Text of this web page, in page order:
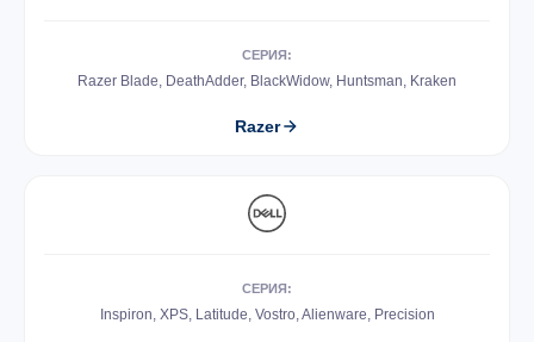
СЕРИЯ:
Razer Blade, DeathAdder, BlackWidow, Huntsman, Kraken
Razer
СЕРИЯ:
Inspiron, XPS, Latitude, Vostro, Alienware, Precision